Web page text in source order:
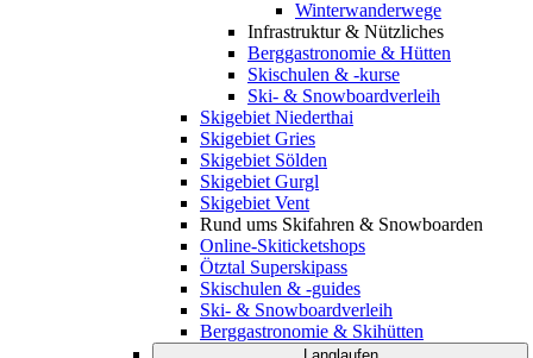
Winterwanderwege
Infrastruktur & Nützliches
Berggastronomie & Hütten
Skischulen & -kurse
Ski- & Snowboardverleih
Skigebiet Niederthai
Skigebiet Gries
Skigebiet Sölden
Skigebiet Gurgl
Skigebiet Vent
Rund ums Skifahren & Snowboarden
Online-Skiticketshops
Ötztal Superskipass
Skischulen & -guides
Ski- & Snowboardverleih
Berggastronomie & Skihütten